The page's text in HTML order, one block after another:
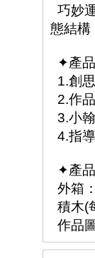
巧妙
態結構
✦產
1.創
2.作
3.小
4.指
✦產
外箱
積木(
作品